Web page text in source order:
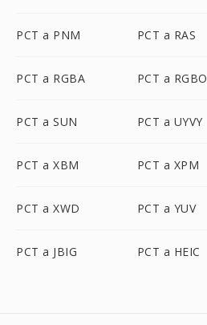
PCT a PNM PCT a RAS
PCT a RGBA PCT a RGBO
PCT a SUN PCT a UYVY
PCT a XBM PCT a XPM
PCT a XWD PCT a YUV
PCT a JBIG PCT a HEIC